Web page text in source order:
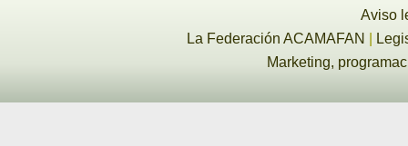
Aviso
La Federación ACAMAFAN
Marketing,